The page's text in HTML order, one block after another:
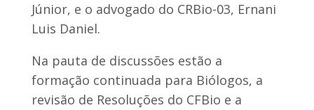
Júnior, e o advogado do CRBio-03, Ernani
Luis Daniel.
Na pauta de discussões estão a
formação continuada para Biólogos, a
revisão de Resoluções do CFBio e a